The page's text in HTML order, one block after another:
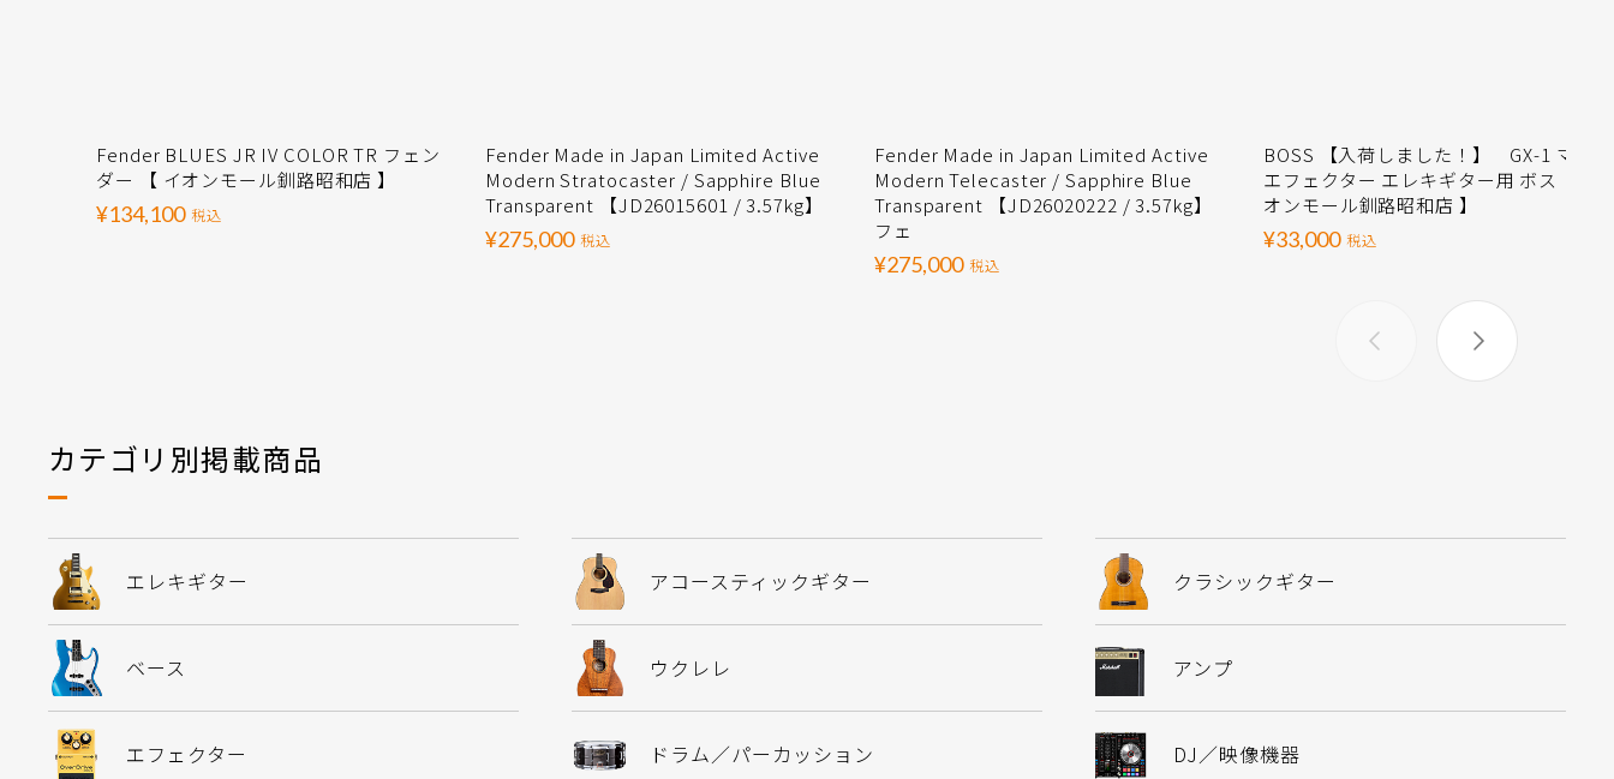
Fender BLUES JR IV COLOR TR フェン
ダー 【 イオンモール釧路昭和店 】
¥134,100 税込
Fender Made in Japan Limited Active
Modern Stratocaster / Sapphire Blue
Transparent 【JD26015601 / 3.57kg】
¥275,000 税込
Fender Made in Japan Limited Active
Modern Telecaster / Sapphire Blue
Transparent 【JD26020222 / 3.57kg】
フェ
¥275,000 税込
BOSS 【入荷しました！】 GX-1 マルチ
エフェクター エレキギター用 ボス 【 イ
オンモール釧路昭和店 】
¥33,000 税込
カテゴリ別掲載商品
エレキギター アコースティックギター クラシックギター
ベース ウクレレ アンプ
エフェクター ドラム／パーカッション DJ／映像機器